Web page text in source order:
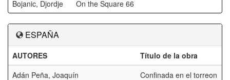
Bojanic, Djordje
On the Square 66
ESPAÑA
AUTORES
Título de la obra
Adán Peña, Joaquín
Confinada en el torreon